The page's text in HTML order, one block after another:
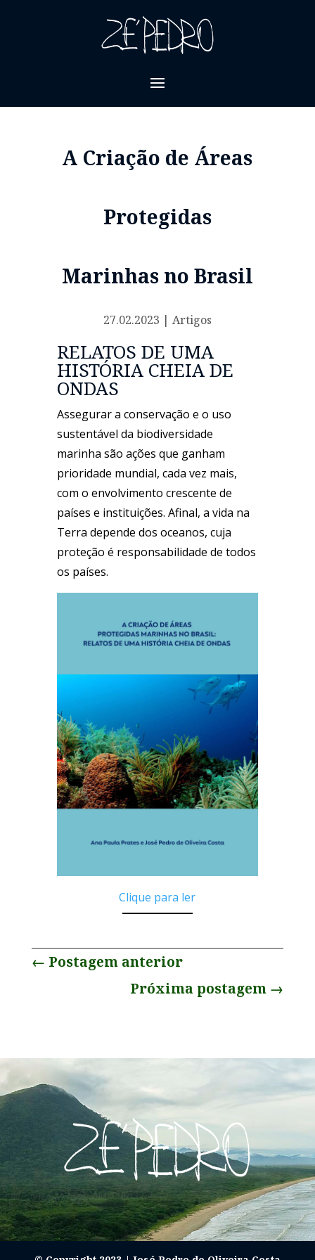
A Criação de Áreas
Protegidas
Marinhas no Brasil
27.02.2023 | Artigos
RELATOS DE UMA
HISTÓRIA CHEIA DE
ONDAS
Assegurar a conservação e o uso
sustentável da biodiversidade
marinha são ações que ganham
prioridade mundial, cada vez mais,
com o envolvimento crescente de
países e instituições. Afinal, a vida na
Terra depende dos oceanos, cuja
proteção é responsabilidade de todos
os países.
Clique para ler
← Postagem anterior
Próxima postagem →